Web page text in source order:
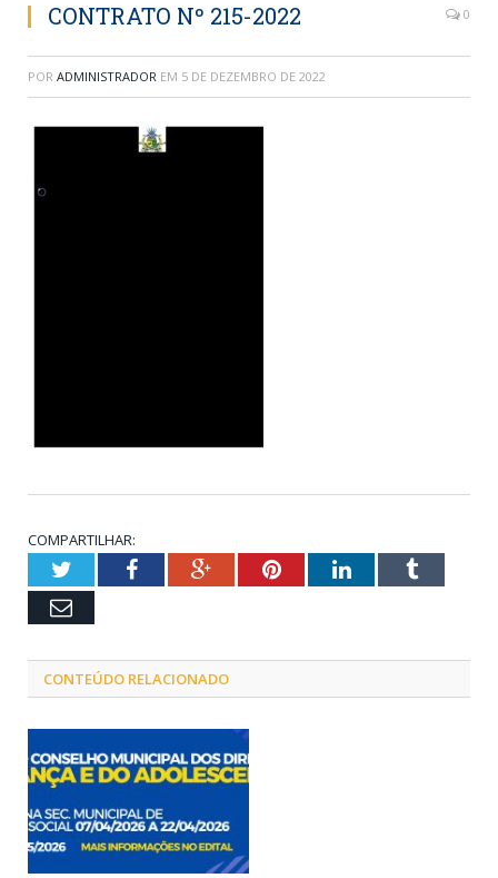
CONTRATO Nº 215-2022 0
POR ADMINISTRADOR EM 5 DE DEZEMBRO DE 2022
COMPARTILHAR:
TwitterFacebookGoogle+PinterestLinkedInTumblr
Email
CONTEÚDO RELACIONADO